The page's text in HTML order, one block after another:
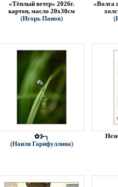
«Тёплый ветер» 2026г.
картон, масло 20х30см
(Игорь Панов)
«Волга
(
✿⊱╮
(Наиля Гарифуллина)